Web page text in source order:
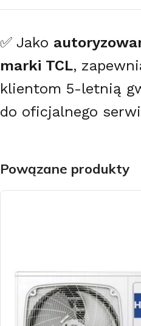
✅ Jako
marki TCL,
klientom 5-letnią
do oficjalnego
Powązane produkty